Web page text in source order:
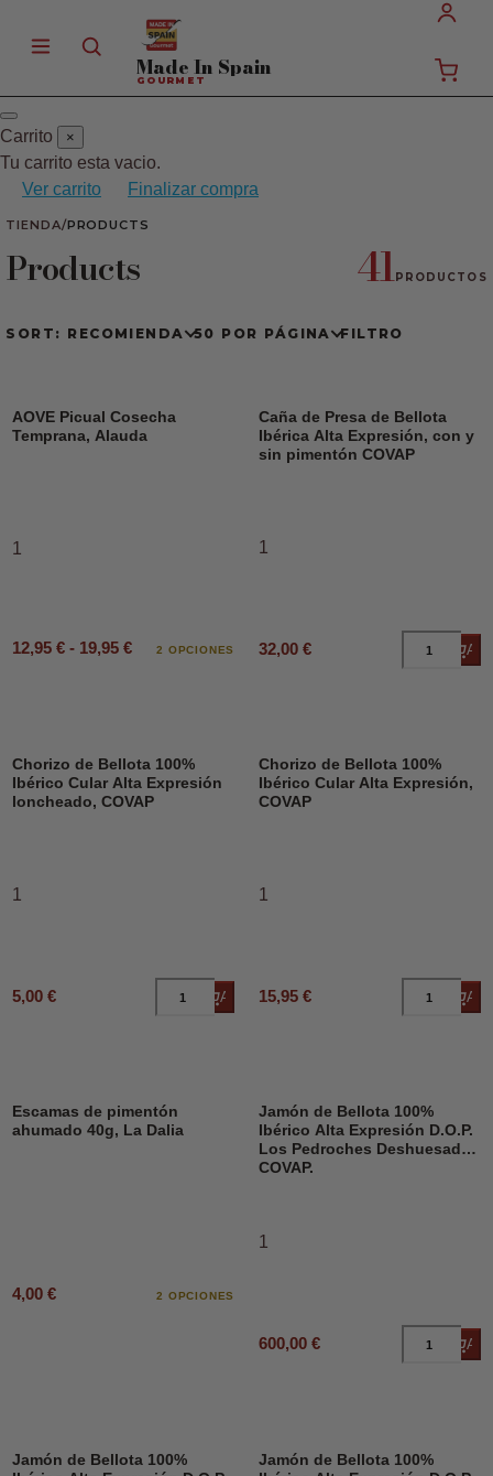
Made In Spain
GOURMET
Carrito ×
Tu carrito esta vacio.
Ver carrito
Finalizar compra
TIENDA/PRODUCTS
Products 41PRODUCTOS
SORT: RECOMIENDA 50 POR PÁGINA FILTRO
AOVE Picual Cosecha
Temprana, Alauda
1
12,95 € - 19,95 € 2 OPCIONES
Caña de Presa de Bellota
Ibérica Alta Expresión, con y
sin pimentón COVAP
1
32,00 €
Chorizo de Bellota 100%
Ibérico Cular Alta Expresión
loncheado, COVAP
1
5,00 € Añadir al carrito
Chorizo de Bellota 100%
Ibérico Cular Alta Expresión,
COVAP
1
15,95 €
Escamas de pimentón
ahumado 40g, La Dalia
4,00 € 2 OPCIONES
Jamón de Bellota 100%
Ibérico Alta Expresión D.O.P.
Los Pedroches Deshuesado,
COVAP.
1
600,00 €
Jamón de Bellota 100%
Jamón de Bellota 100%